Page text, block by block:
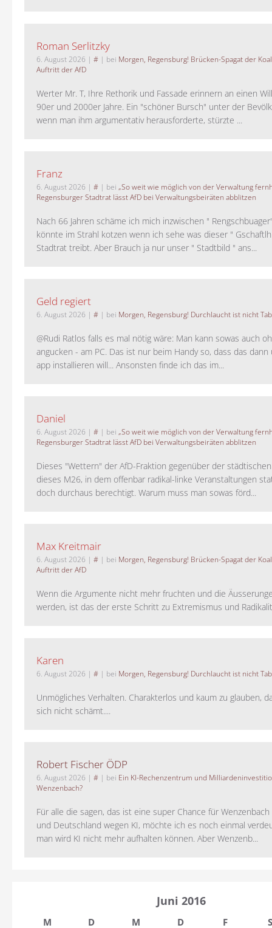
Roman Serlitzky
6. August 2026 | # | bei Morgen, Regensburg! Brücken-Spagat der
Auftritt der AfD
Werter Mr. T, Ihre Rethorik und Fassade erinnern an einen
90er und 2000er Jahre. Ein "schöner Bursch" unter der
wenn man ihm argumentativ herausforderte, stürzte ...
Franz
6. August 2026 | # | bei „So weit wie möglich von der Verwaltung
Regensburger Stadtrat lässt AfD bei Verwaltungsbeiräten abblitzen
Nach 66 Jahren schäme ich mich inzwischen "
könnte im Strahl kotzen wenn ich sehe was dieser "
Stadtrat treibt. Aber Brauch ja nur unser " Stadtbild " ans...
Geld regiert
6. August 2026 | # | bei Morgen, Regensburg! Durchlaucht ist nicht
@Rudi Ratlos falls es mal nötig wäre: Man kann sowas auch
angucken - am PC. Das ist nur beim Handy so, dass das
app installieren will... Ansonsten finde ich das im...
Daniel
6. August 2026 | # | bei „So weit wie möglich von der Verwaltung
Regensburger Stadtrat lässt AfD bei Verwaltungsbeiräten abblitzen
Dieses "Wettern" der AfD-Fraktion gegenüber der
dieses M26, in dem offenbar radikal-linke Veranstaltungen
doch durchaus berechtigt. Warum muss man sowas förd...
Max Kreitmair
6. August 2026 | # | bei Morgen, Regensburg! Brücken-Spagat der
Auftritt der AfD
Wenn die Argumente nicht mehr fruchten und die
werden, ist das der erste Schritt zu Extremismus und
Karen
6. August 2026 | # | bei Morgen, Regensburg! Durchlaucht ist nicht
Unmögliches Verhalten. Charakterlos und kaum zu glauben,
sich nicht schämt....
Robert Fischer ÖDP
6. August 2026 | # | bei Ein KI-Rechenzentrum und
Wenzenbach?
Für alle die sagen, das ist eine super Chance für
und Deutschland wegen KI, möchte ich es noch einmal
man wird KI nicht mehr aufhalten können. Aber Wenzenb...
Juni 2016
M D M D F S